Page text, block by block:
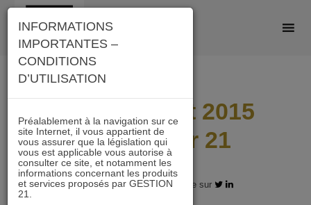
Skip
content
Lettre Juillet 2015
Immobilier 21
21.11.2017 - Partagez l'article sur
INFORMATIONS
IMPORTANTES –
CONDITIONS
D’UTILISATION
Préalablement à la navigation sur ce
site Internet, il vous appartient de
vous assurer que la législation qui
vous est applicable vous autorise à
consulter ce site, et notamment les
informations concernant les produits
et services proposés par GESTION
21.